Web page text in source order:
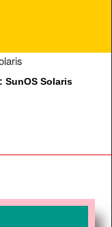
SunOS Solaris